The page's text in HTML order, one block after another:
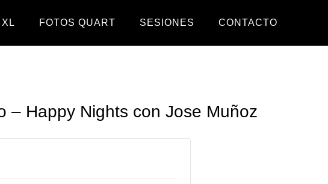
FOTOS QUART SESIONES CONTACTO
– Happy Nights con Jose Muñoz